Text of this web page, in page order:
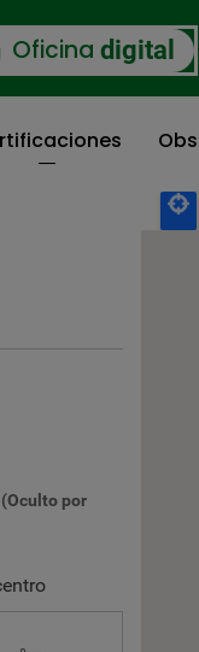
Oficina digital
(Oculto por